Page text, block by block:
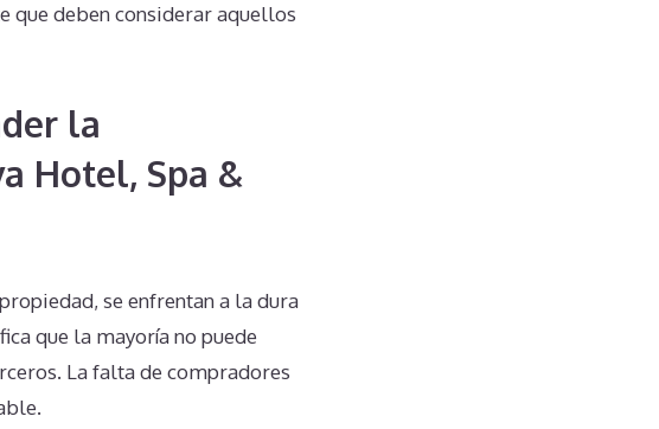
que deben considerar aquellos
la
Hotel, Spa &
se enfrentan a la dura
que la mayoría no puede
La falta de compradores